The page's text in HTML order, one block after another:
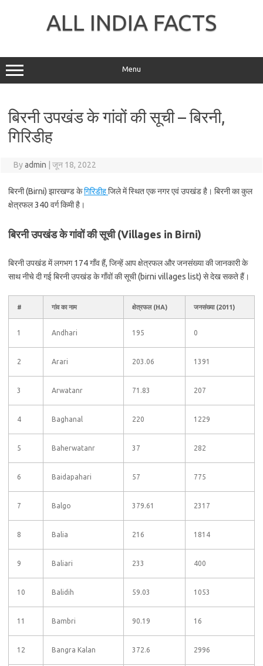
ALL INDIA FACTS
Menu
बिरनी उपखंड के गांवों की सूची – बिरनी,
गिरिडीह
Byadmin जून 18, 2022
बिरनी (Birni) झारखण्ड केगिरिडीहजिले में स्थित एक नगर एवं उपखंड है। बिरनी का कुल
क्षेत्रफल 340 वर्ग किमी है।
बिरनी उपखंड के गांवों की सूची (Villages in Birni)
बिरनी उपखंड में लगभग 174 गाँव हैं, जिन्हें आप क्षेत्रफल और जनसंख्या की जानकारी के
साथ नीचे दी गई बिरनी उपखंड के गाँवों की सूची (birni villages list) से देख सकते हैं।
# गांव का नाम क्षेत्रफल (HA) जनसंख्या (2011)
1 Andhari 195 0
2 Arari 203.06 1391
3 Arwatanr 71.83 207
4 Baghanal 220 1229
5 Baherwatanr 37 282
6 Baidapahari 57 775
7 Balgo 379.61 2317
8 Balia 216 1814
9 Baliari 233 400
10 Balidih 59.03 1053
11 Bambri 90.19 16
12 Bangra Kalan 372.6 2996